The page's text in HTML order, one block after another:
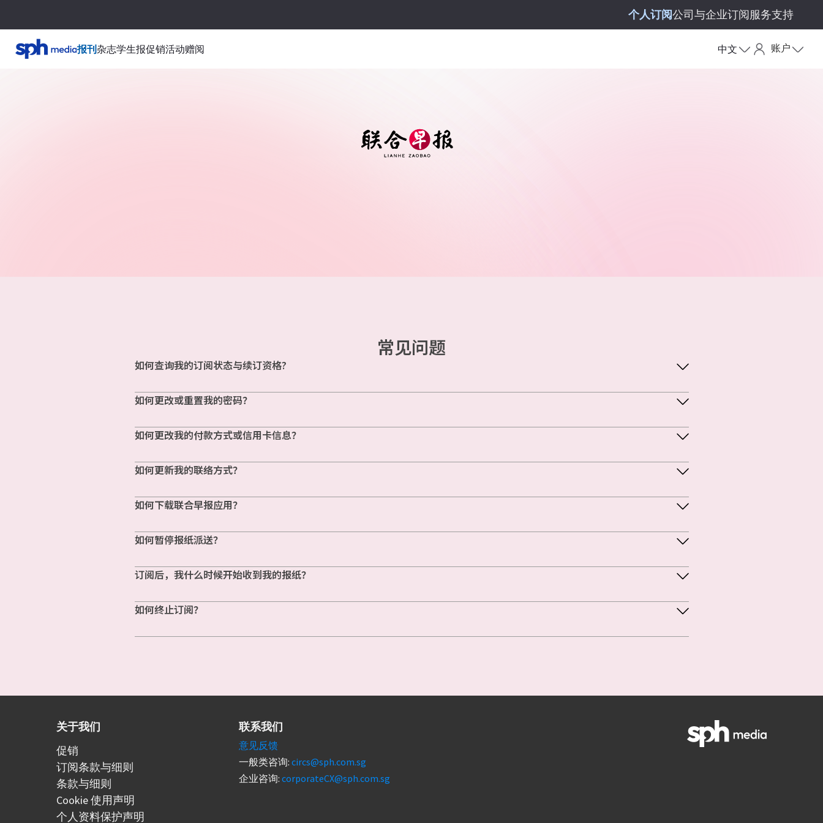
个人订阅公司与企业订阅服务支持
报刊杂志学生报促销活动赠阅 中文 账户
常见问题
如何查询我的订阅状态与续订资格?
如何更改或重置我的密码？
如何更改我的付款方式或信用卡信息？
如何更新我的联络方式？
如何下载联合早报应用？
如何暂停报纸派送？
订阅后，我什么时候开始收到我的报纸？
如何终止订阅？
关于我们
促销
订阅条款与细则
条款与细则
Cookie 使用声明
个人资料保护声明
联系我们
意见反馈
一般类咨询: circs@sph.com.sg
企业咨询: corporateCX@sph.com.sg